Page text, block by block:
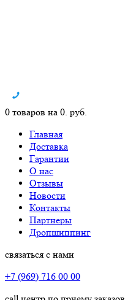
0 товаров на 0. руб.
Главная
Доставка
Гарантии
О нас
Отзывы
Новости
Контакты
Партнеры
Дропшиппинг
связаться с нами
+7 (969) 716 00 00